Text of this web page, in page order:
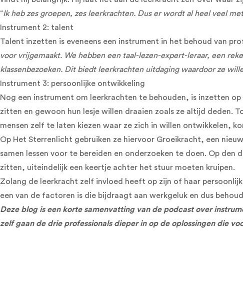
“Ik heb zes groepen, zes leerkrachten. Dus er wordt al heel veel
Instrument 2: talent
Talent inzetten is eveneens een instrument in het behoud van
voor vrijgemaakt. We hebben een taal-lezen-expert-leraar, een
klassenbezoeken. Dit biedt leerkrachten uitdaging waardoor ze
Instrument 3: persoonlijke ontwikkeling
Nog een instrument om leerkrachten te behouden, is inzetten
zitten en gewoon hun lesje willen draaien zoals ze altijd deden.
mensen zelf te laten kiezen waar ze zich in willen ontwikkelen,
Op Het Sterrenlicht gebruiken ze hiervoor Groeikracht, een
samen lessen voor te bereiden en onderzoeken te doen. Op
zitten, uiteindelijk een keertje achter het stuur moeten kruipen.
Zolang de leerkracht zelf invloed heeft op zijn of haar
een van de factoren is die bijdraagt aan werkgeluk en dus
Deze blog is een korte samenvatting van de podcast over
zelf gaan de drie professionals dieper in op de oplossingen die